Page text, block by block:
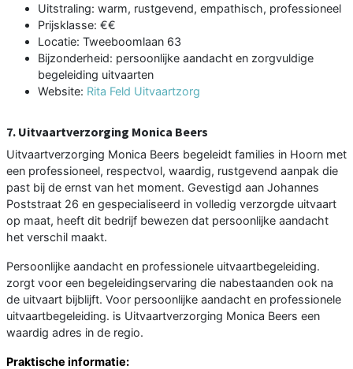
Uitstraling: warm, rustgevend, empathisch, professioneel
Prijsklasse: €€
Locatie: Tweeboomlaan 63
Bijzonderheid: persoonlijke aandacht en zorgvuldige
begeleiding uitvaarten
Website: Rita Feld Uitvaartzorg
7. Uitvaartverzorging Monica Beers
Uitvaartverzorging Monica Beers begeleidt families in Hoorn met
een professioneel, respectvol, waardig, rustgevend aanpak die
past bij de ernst van het moment. Gevestigd aan Johannes
Poststraat 26 en gespecialiseerd in volledig verzorgde uitvaart
op maat, heeft dit bedrijf bewezen dat persoonlijke aandacht
het verschil maakt.
Persoonlijke aandacht en professionele uitvaartbegeleiding.
zorgt voor een begeleidingservaring die nabestaanden ook na
de uitvaart bijblijft. Voor persoonlijke aandacht en professionele
uitvaartbegeleiding. is Uitvaartverzorging Monica Beers een
waardig adres in de regio.
Praktische informatie: